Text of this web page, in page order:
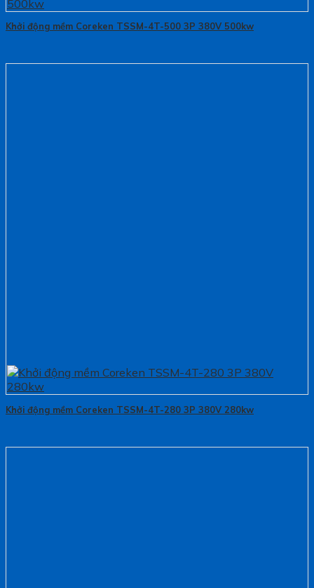
Khởi động mềm Coreken TSSM-4T-500 3P 380V 500kw
Khởi động mềm Coreken TSSM-4T-280 3P 380V 280kw